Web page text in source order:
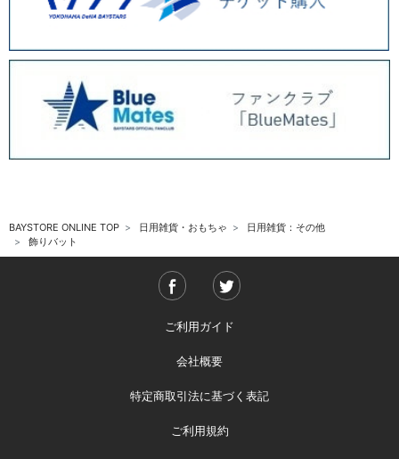
BAYSTORE ONLINE TOP 日用雑貨・おもちゃ
日用雑貨：その他
飾りバット
ご利用ガイド
会社概要
特定商取引法に基づく表記
ご利用規約